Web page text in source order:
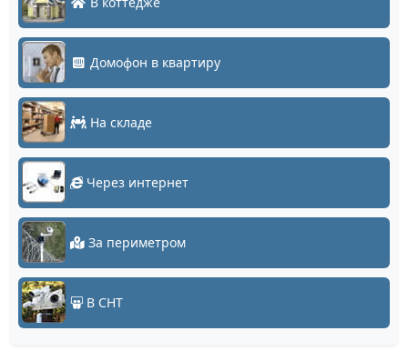
Домофон в квартиру
На складе
Через интернет
За периметром
В СНТ